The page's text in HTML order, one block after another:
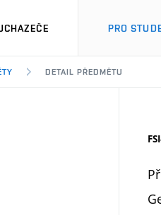
PRO
DETAIL PŘEDMĚTU